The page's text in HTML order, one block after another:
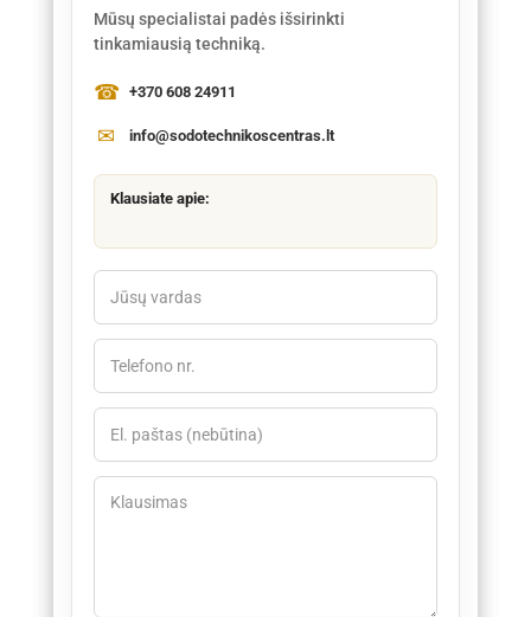
Mūsų specialistai padės išsirinkti
tinkamiausią techniką.
+370 608 24911
info@sodotechnikoscentras.lt
Klausiate apie: